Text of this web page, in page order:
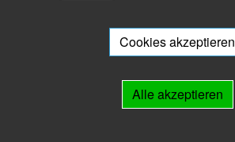
Ihnen beratend zur Seite.Cookies akzeptieren
Alle akzeptieren